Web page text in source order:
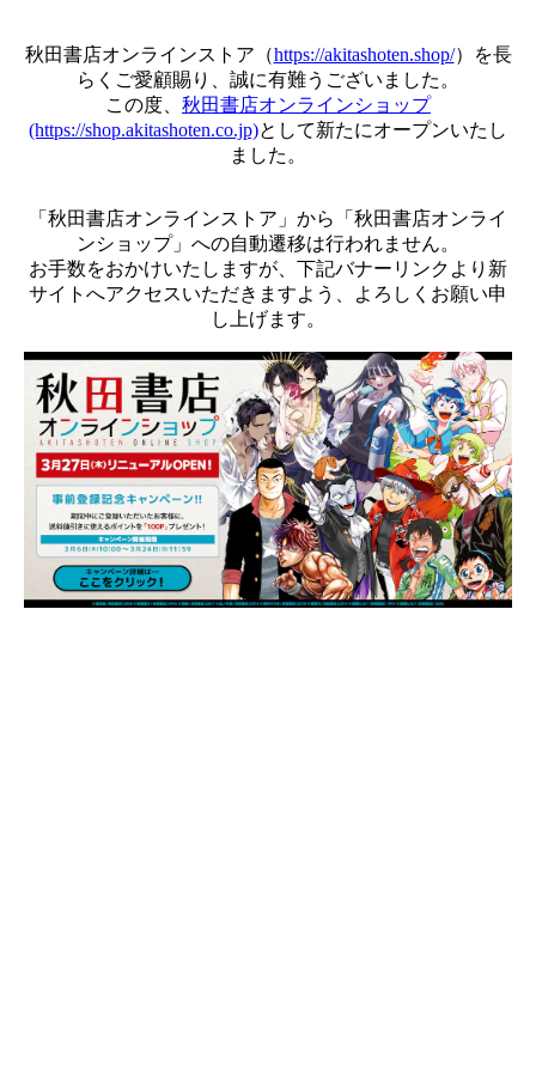
秋田書店オンラインストア（https://akitashoten.shop/）を長
らくご愛顧賜り、誠に有難うございました。
この度、 秋田書店オンラインショップ
(https://shop.akitashoten.co.jp)として新たにオープンいたし
ました。
「秋田書店オンラインストア」から「秋田書店オンライ
ンショップ」への自動遷移は行われません。
お手数をおかけいたしますが、下記バナーリンクより新
サイトへアクセスいただきますよう、よろしくお願い申
し上げます。